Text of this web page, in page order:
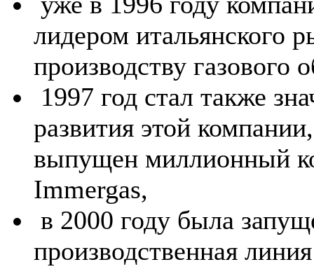
лидером итальянского
производству газового
1997 год стал также
развития этой
выпущен миллионный
Immergas,
в 2000 году была
производственная